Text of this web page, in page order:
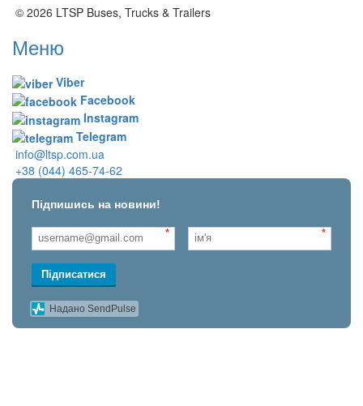
© 2026 LTSP Buses, Trucks & Trailers
Меню
Viber
Facebook
Instagram
Telegram
info@ltsp.com.ua
+38 (044) 465-74-62
Підпишись на новини!
* *
Підписатися
Надано SendPulse